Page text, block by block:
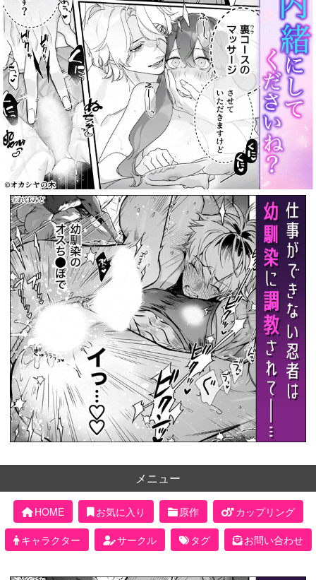
メニュー
HOME お気に入り 原作
カップリング
キャラクター
サークル タグ お問い合わせ